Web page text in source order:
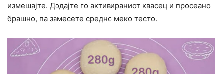
измешајте. Додајте го активираниот квасец и просеано
брашно, па замесете средно меко тесто.